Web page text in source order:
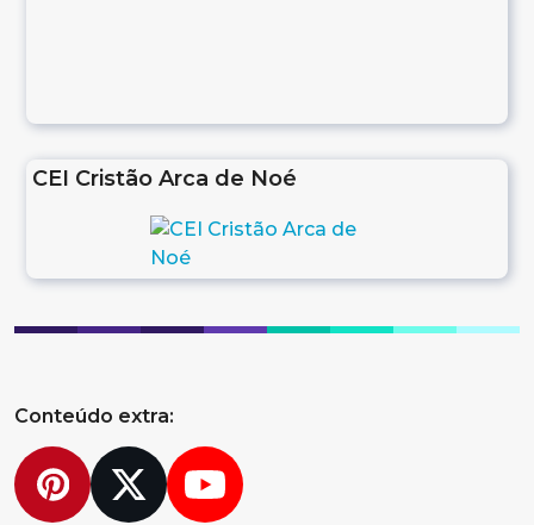
CEI Cristão Arca de Noé
Conteúdo extra:
Pinterest
TwitterYouTube